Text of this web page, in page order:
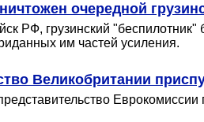
очередной
РФ, грузинский
им частей усиления.
Великобритании